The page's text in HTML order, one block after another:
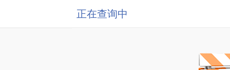
正在查询中